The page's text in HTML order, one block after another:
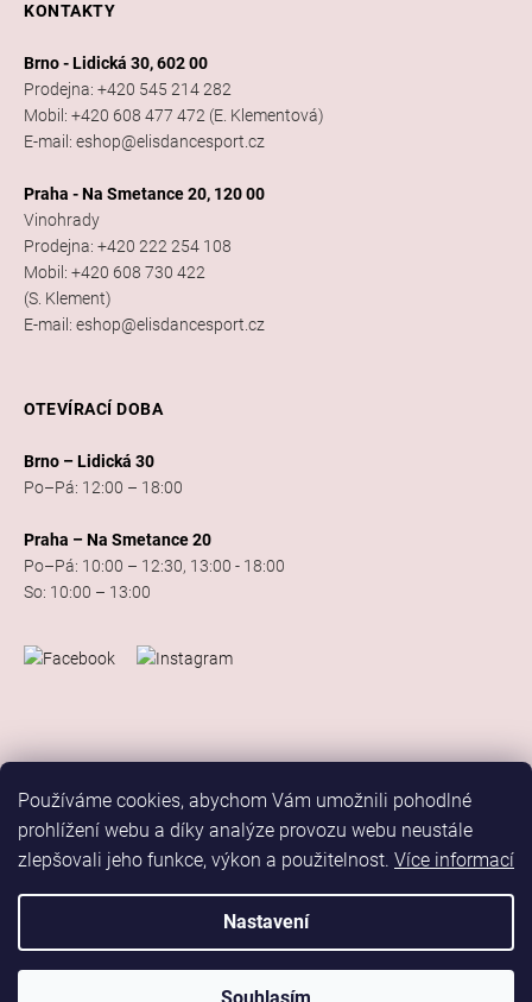
Používáme cookies, abychom Vám umožnili pohodlné
prohlížení webu a díky analýze provozu webu neustále
zlepšovali jeho funkce, výkon a použitelnost. Více informací
Nastavení
KONTAKTY
Brno - Lidická 30, 602 00
Prodejna: +420 545 214 282
Mobil: +420 608 477 472 (E. Klementová)
E-mail: eshop@elisdancesport.cz
Praha - Na Smetance 20, 120 00
Vinohrady
Prodejna: +420 222 254 108
Mobil: +420 608 730 422
(S. Klement)
E-mail: eshop@elisdancesport.cz
OTEVÍRACÍ DOBA
Brno – Lidická 30
Po–Pá: 12:00 – 18:00
Praha – Na Smetance 20
Po–Pá: 10:00 – 12:30, 13:00 - 18:00
So: 10:00 – 13:00
Vytvořil Shoptet
Elis Dance Sport . Všechna práva vyhrazena.
Upravit nastavení cookiesMarketing